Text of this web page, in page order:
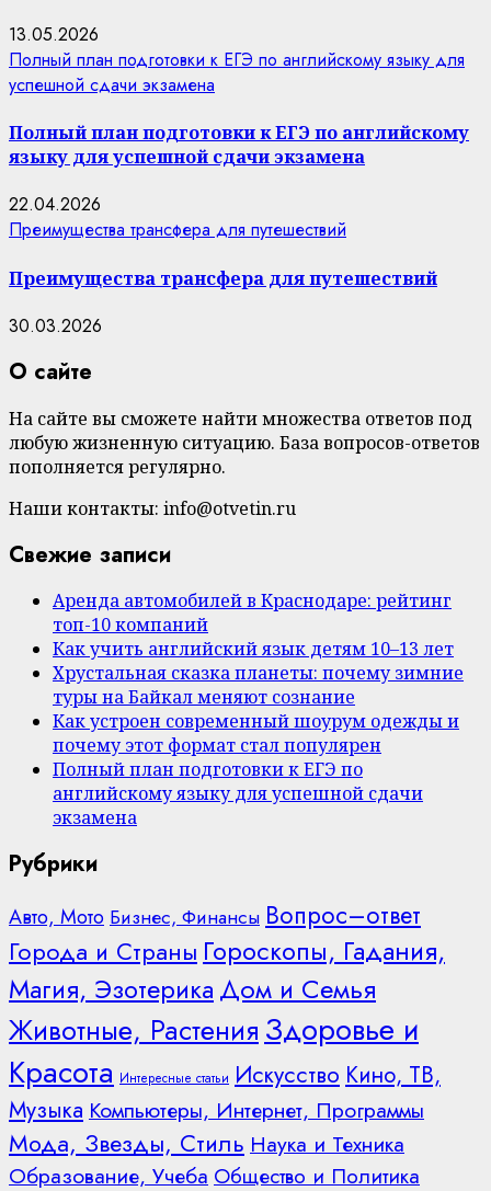
13.05.2026
Полный план подготовки к ЕГЭ по английскому языку для
успешной сдачи экзамена
Полный план подготовки к ЕГЭ по английскому
языку для успешной сдачи экзамена
22.04.2026
Преимущества трансфера для путешествий
Преимущества трансфера для путешествий
30.03.2026
О сайте
На сайте вы сможете найти множества ответов под
любую жизненную ситуацию. База вопросов-ответов
пополняется регулярно.
Наши контакты: info@otvetin.ru
Свежие записи
Аренда автомобилей в Краснодаре: рейтинг
топ-10 компаний
Как учить английский язык детям 10–13 лет
Хрустальная сказка планеты: почему зимние
туры на Байкал меняют сознание
Как устроен современный шоурум одежды и
почему этот формат стал популярен
Полный план подготовки к ЕГЭ по
английскому языку для успешной сдачи
экзамена
Рубрики
Авто, МотоБизнес, Финансы Вопрос–ответ
Города и Страны Гороскопы, Гадания,
Магия, Эзотерика Дом и Семья
Животные, Растения Здоровье и
Красота Интересные статьи Искусство Кино, ТВ,
Музыка Компьютеры, Интернет, Программы
Мода, Звезды, Стиль Наука и Техника
Образование, Учеба Общество и Политика